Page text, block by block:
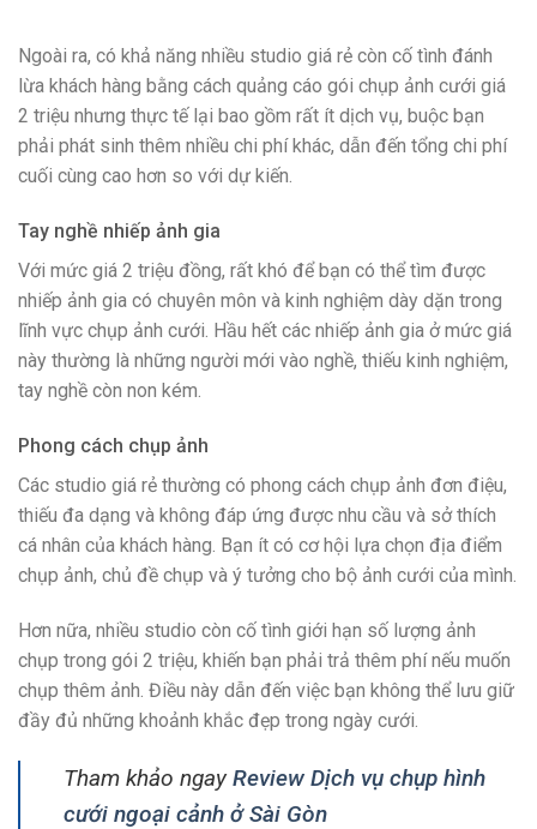
Ngoài ra, có khả năng nhiều studio giá rẻ còn cố tình đánh
lừa khách hàng bằng cách quảng cáo gói chụp ảnh cưới giá
2 triệu nhưng thực tế lại bao gồm rất ít dịch vụ, buộc bạn
phải phát sinh thêm nhiều chi phí khác, dẫn đến tổng chi phí
cuối cùng cao hơn so với dự kiến.
Tay nghề nhiếp ảnh gia
Với mức giá 2 triệu đồng, rất khó để bạn có thể tìm được
nhiếp ảnh gia có chuyên môn và kinh nghiệm dày dặn trong
lĩnh vực chụp ảnh cưới. Hầu hết các nhiếp ảnh gia ở mức giá
này thường là những người mới vào nghề, thiếu kinh nghiệm,
tay nghề còn non kém.
Phong cách chụp ảnh
Các studio giá rẻ thường có phong cách chụp ảnh đơn điệu,
thiếu đa dạng và không đáp ứng được nhu cầu và sở thích
cá nhân của khách hàng. Bạn ít có cơ hội lựa chọn địa điểm
chụp ảnh, chủ đề chụp và ý tưởng cho bộ ảnh cưới của mình.
Hơn nữa, nhiều studio còn cố tình giới hạn số lượng ảnh
chụp trong gói 2 triệu, khiến bạn phải trả thêm phí nếu muốn
chụp thêm ảnh. Điều này dẫn đến việc bạn không thể lưu giữ
đầy đủ những khoảnh khắc đẹp trong ngày cưới.
Tham khảo ngayReview Dịch vụ chụp hình
cưới ngoại cảnh ở Sài Gòn